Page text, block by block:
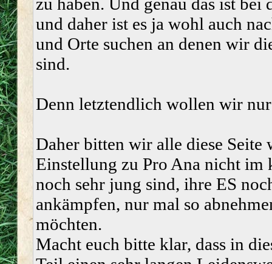
und daher ist es ja wohl auch
und Orte suchen an denen wir
sind.
Denn letztendlich wollen wir
Daher bitten wir alle diese Seite
Einstellung zu Pro Ana nicht im
noch sehr jung sind, ihre ES
ankämpfen, nur mal so
möchten.
Macht euch bitte klar, dass in